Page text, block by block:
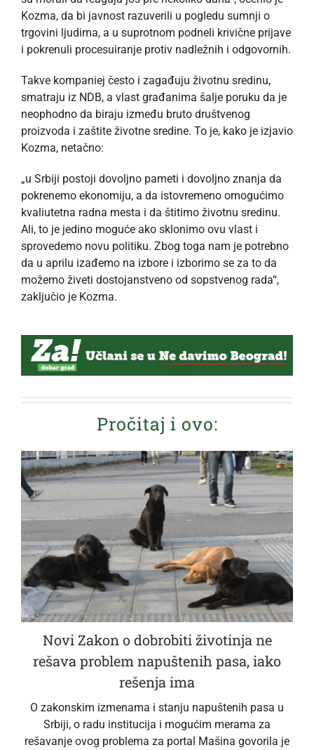
Kozma, da bi javnost razuverili u pogledu sumnji o
trgovini ljudima, a u suprotnom podneli krivične prijave
i pokrenuli procesuiranje protiv nadležnih i odgovornih.
Takve kompaniej često i zagađuju životnu sredinu,
smatraju iz NDB, a vlast građanima šalje poruku da je
neophodno da biraju između bruto društvenog
proizvoda i zaštite životne sredine. To je, kako je izjavio
Kozma, netačno:
„u Srbiji postoji dovoljno pameti i dovoljno znanja da
pokrenemo ekonomiju, a da istovremeno omogućimo
kvaliutetna radna mesta i da štitimo životnu sredinu.
Ali, to je jedino moguće ako sklonimo ovu vlast i
sprovedemo novu politiku. Zbog toga nam je potrebno
da u aprilu izađemo na izbore i izborimo se za to da
možemo živeti dostojanstveno od sopstvenog rada“,
zaključio je Kozma.
Pročitaj i ovo:
Novi Zakon o dobrobiti životinja ne
rešava problem napuštenih pasa, iako
rešenja ima
O zakonskim izmenama i stanju napuštenih pasa u
Srbiji, o radu institucija i mogućim merama za
rešavanje ovog problema za portal Mašina govorila je